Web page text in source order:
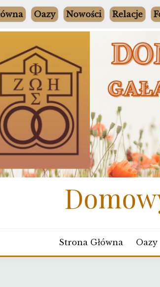
Oazy Nowości Relacje
Strona Główna Oazy